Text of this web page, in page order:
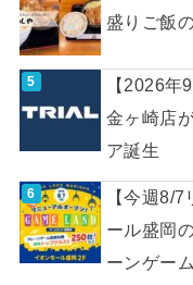
盛りご飯
【2026
金ヶ崎店
ア誕生
【今週8/
ール盛岡
ーンゲーム